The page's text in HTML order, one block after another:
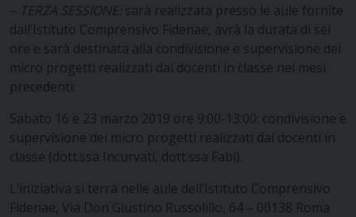
– TERZA SESSIONE: sarà realizzata presso le aule fornite
dall’Istituto Comprensivo Fidenae, avrà la durata di sei
ore e sarà destinata alla condivisione e supervisione dei
micro progetti realizzati dai docenti in classe nei mesi
precedenti:
Sabato 16 e 23 marzo 2019 ore 9:00-13:00: condivisione e
supervisione dei micro progetti realizzati dai docenti in
classe (dott.ssa Incurvati, dott.ssa Fabi).
L’iniziativa si terrà nelle aule dell’Istituto Comprensivo
Fidenae, Via Don Giustino Russolillo, 64 – 00138 Roma